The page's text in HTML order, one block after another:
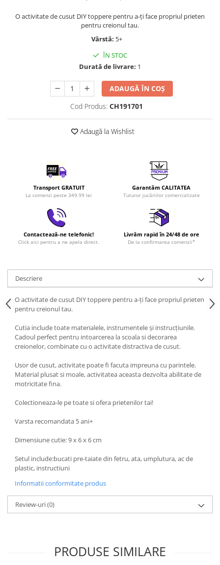
LEGO Speed Champions
O activitate de cusut DIY toppere pentru a-ți face propriul prieten
pentru creionul tau.
Vârstă: 5+
ÎN STOC
Durată de livrare: 1
ADAUGĂ ÎN COȘ
Cod Produs: CH191701
Adaugă la Wishlist
Transport GRATUIT
La comenzi peste 349.99 lei
Garantăm CALITATEA
Tuturor jucăriilor comercializate
Contactează-ne telefonic!
Click aici pentru a ne apela direct.
Livrăm rapid în 24/48 de ore
De la confirmarea comenzii*
Descriere
O activitate de cusut DIY toppere pentru a-ți face propriul prieten
pentru creionul tau.
Cutia include toate materialele, instrumentele și instrucțiunile.
Cadoul perfect pentru intoarcerea la scoala si decorarea
creionelor, combinate cu o activitate distractiva de cusut.
Usor de cusut, activitate poate fi facuta impreuna cu parintele.
Material plusat si moale, activitatea aceasta dezvolta abilitate de
motricitate fina.
Colectioneaza-le pe toate si ofera prietenilor tai!
Varsta recomandata 5 ani+
Dimensiune cutie: 9 x 6 x 6 cm
Setul include:bucati pre-taiate din fetru, ata, umplutura, ac de
plastic, instructiuni
Informatii conformitate produs
Review-uri(0)
PRODUSE SIMILARE